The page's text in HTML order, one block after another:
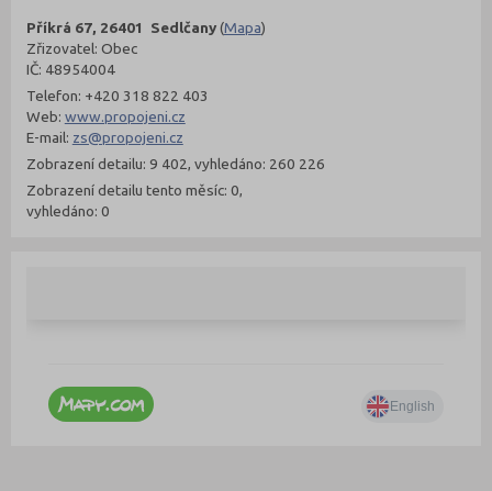
Příkrá 67, 26401 Sedlčany(Mapa)
Zřizovatel: Obec
IČ: 48954004
Telefon: +420 318 822 403
Web: www.propojeni.cz
E-mail: zs@propojeni.cz
Zobrazení detailu: 9 402, vyhledáno: 260 226
Zobrazení detailu tento měsíc: 0,
vyhledáno: 0